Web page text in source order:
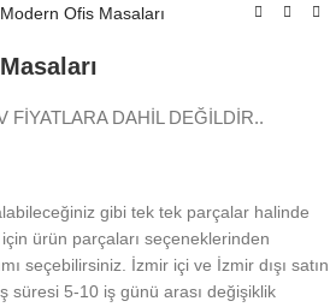
Ofis Masaları
FİYATLARA DAHİL DEĞİLDİR..
gibi tek tek parçalar halinde
ürün parçaları seçeneklerinden
seçebilirsiniz. İzmir içi ve İzmir dışı satın
süresi 5-10 iş günü arası değişiklik